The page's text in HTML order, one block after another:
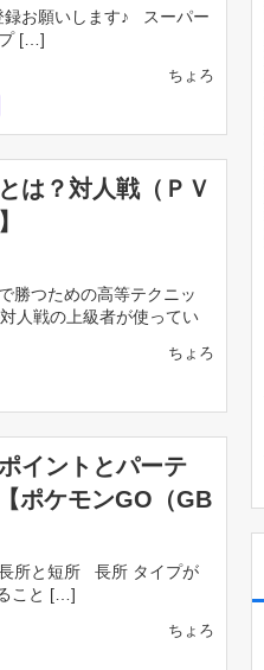
お願いします♪ スーパー
[…]
ちょろ
は？対人戦（ＰＶ
勝つための高等テクニッ
人戦の上級者が使ってい
ちょろ
イントとパーテ
ポケモンGO（GB
所と短所 長所 タイプが
こと […]
ちょろ